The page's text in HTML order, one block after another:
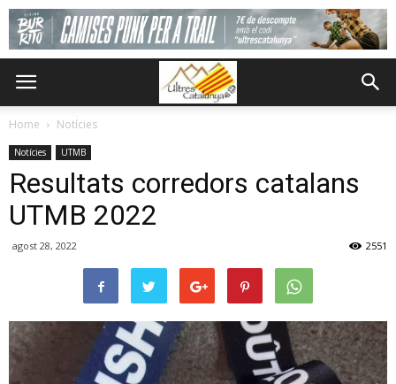
Home Notícies
Notícies UTMB
Resultats corredors catalans
UTMB 2022
agost 28, 2022 2551